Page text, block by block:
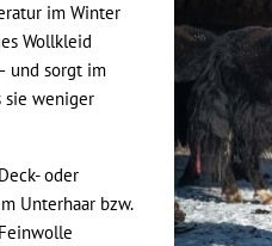
im Winter
Wollkleid
und sorgt im
sie weniger
oder
Unterhaar bzw.